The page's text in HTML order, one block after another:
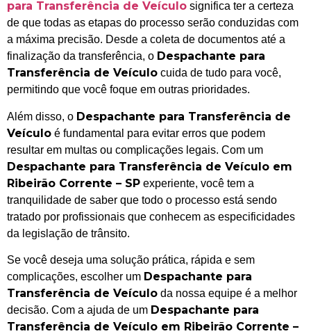
para Transferência de Veículo significa ter a certeza
de que todas as etapas do processo serão conduzidas com
a máxima precisão. Desde a coleta de documentos até a
finalização da transferência, o Despachante para
Transferência de Veículo cuida de tudo para você,
permitindo que você foque em outras prioridades.
Além disso, o Despachante para Transferência de
Veículo é fundamental para evitar erros que podem
resultar em multas ou complicações legais. Com um
Despachante para Transferência de Veículo em
Ribeirão Corrente – SP experiente, você tem a
tranquilidade de saber que todo o processo está sendo
tratado por profissionais que conhecem as especificidades
da legislação de trânsito.
Se você deseja uma solução prática, rápida e sem
complicações, escolher um Despachante para
Transferência de Veículo da nossa equipe é a melhor
decisão. Com a ajuda de um Despachante para
Transferência de Veículo em Ribeirão Corrente –